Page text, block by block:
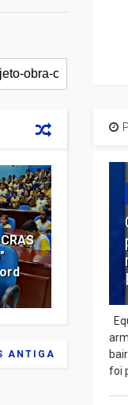
ANTIGA
foi